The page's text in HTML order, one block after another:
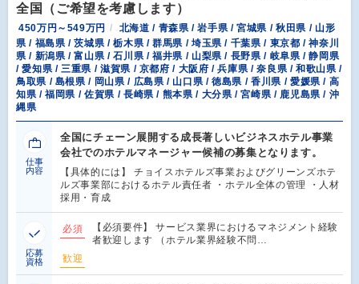
全国（ご希望を考慮します）
450万円～549万円
北海道 / 青森県 / 岩手県 / 宮城県 / 秋田県 / 山形
県 / 福島県 / 茨城県 / 栃木県 / 群馬県 / 埼玉県 / 千葉県 / 東京都 / 神奈川
県 / 新潟県 / 富山県 / 石川県 / 福井県 / 山梨県 / 長野県 / 岐阜県 / 静岡県
/ 愛知県 / 三重県 / 滋賀県 / 京都府 / 大阪府 / 兵庫県 / 奈良県 / 和歌山県 /
鳥取県 / 島根県 / 岡山県 / 広島県 / 山口県 / 徳島県 / 香川県 / 愛媛県 / 高
知県 / 福岡県 / 佐賀県 / 長崎県 / 熊本県 / 大分県 / 宮崎県 / 鹿児島県 / 沖
縄県
仕事
内容
全国にチェーン展開する成長著しいビジネスホテル事業
会社でのホテルマネージャー候補の募集となります。
【具体的には】 チョイスホテルズ事業およびグリーンズホテ
ルズ事業部におけるホテル責任者 ・ホテル全体の管理 ・人材
採用・育成
応募
資格
必須
【必須要件】 サービス業界におけるマネジメント経験
者歓迎します （ホテル業界経験不問…
歓迎